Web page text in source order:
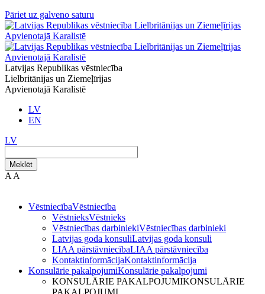
Pāriet uz galveno saturu
Latvijas Republikas vēstniecība
Lielbritānijas un Ziemeļīrijas
Apvienotajā Karalistē
LV
EN
LV
Meklēt
A A
VēstniecībaVēstniecība
VēstnieksVēstnieks
Vēstniecības darbiniekiVēstniecības darbinieki
Latvijas goda konsuliLatvijas goda konsuli
LIAA pārstāvniecībaLIAA pārstāvniecība
KontaktinformācijaKontaktinformācija
Konsulārie pakalpojumiKonsulārie pakalpojumi
KONSULĀRIE PAKALPOJUMIKONSULĀRIE
PAKALPOJUMI